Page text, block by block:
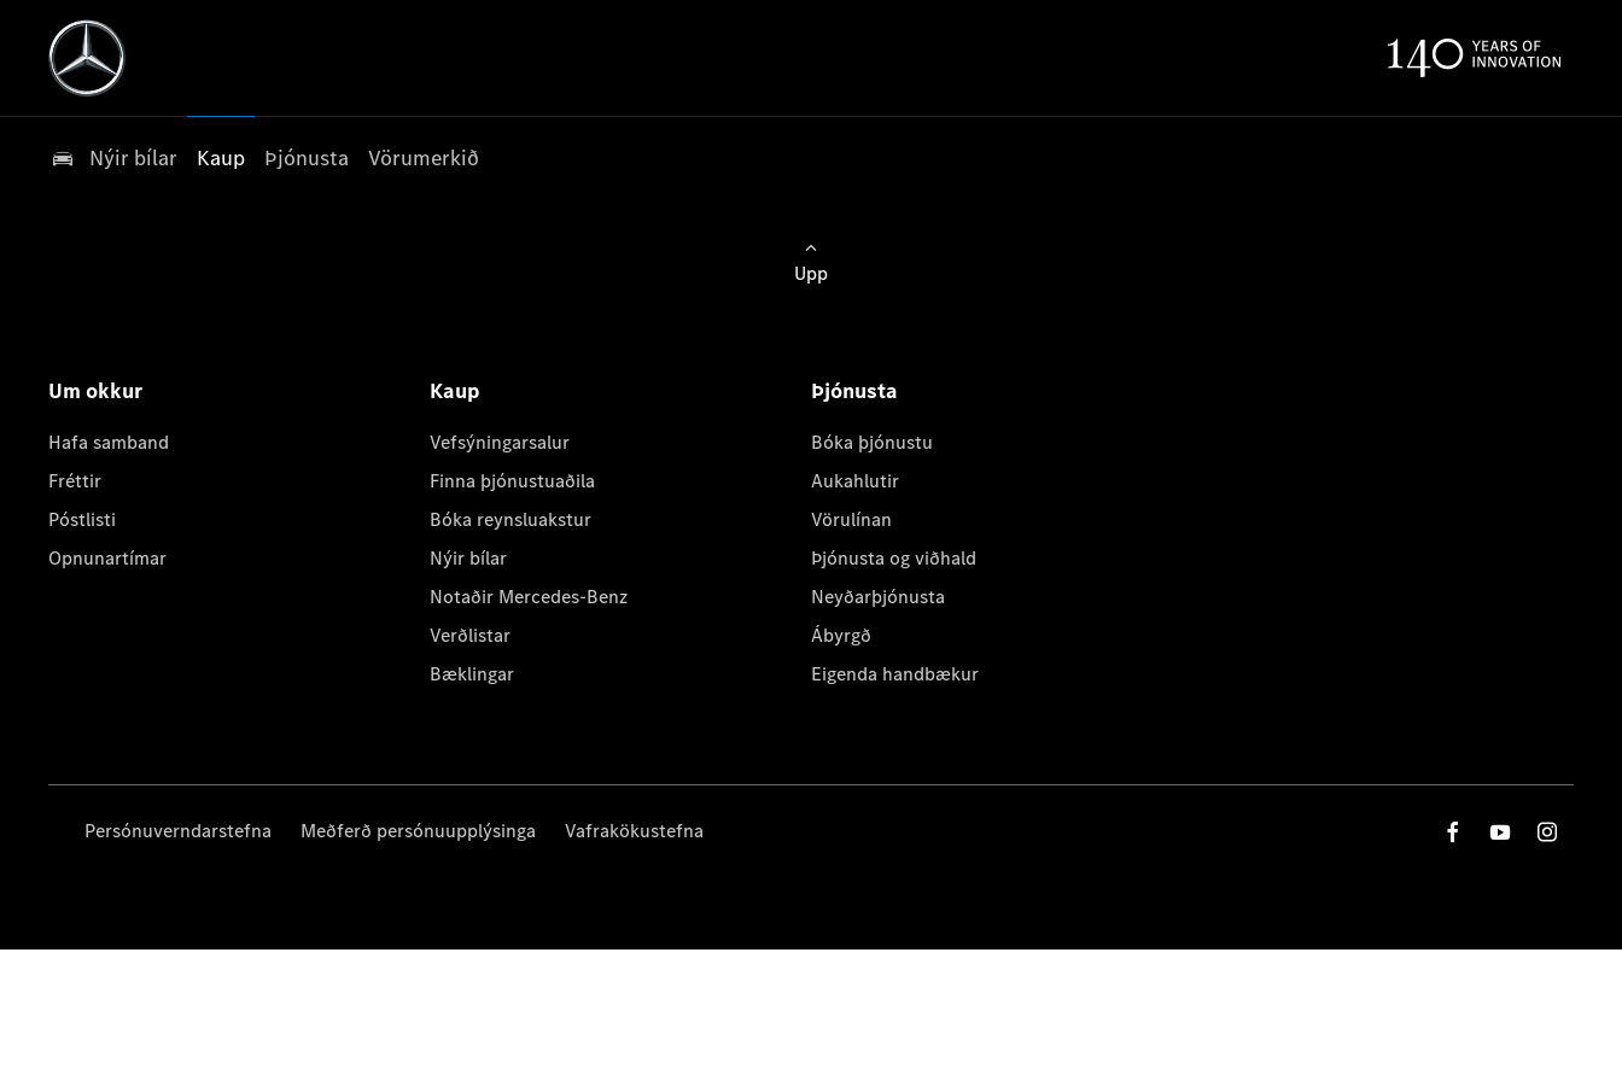
Nýir bílar Kaup Þjónusta Vörumerkið
Upp
Um okkur
Hafa samband
Fréttir
Póstlisti
Opnunartímar
Kaup
Vefsýningarsalur
Finna þjónustuaðila
Bóka reynsluakstur
Nýir bílar
Notaðir Mercedes-Benz
Verðlistar
Bæklingar
Þjónusta
Bóka þjónustu
Aukahlutir
Vörulínan
Þjónusta og viðhald
Neyðarþjónusta
Ábyrgð
Eigenda handbækur
Persónuverndarstefna Meðferð persónuupplýsinga Vafrakökustefna